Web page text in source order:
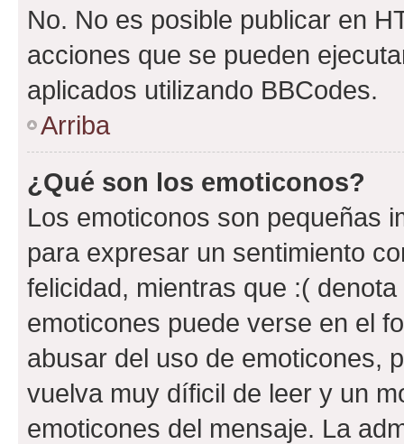
No. No es posible publicar en
acciones que se pueden
aplicados utilizando BBCodes.
Arriba
¿Qué son los emoticonos?
Los emoticonos son pequeñas
para expresar un sentimiento
felicidad, mientras que :(
emoticones puede verse en el
abusar del uso de emoticones,
vuelva muy díficil de leer y un
emoticones del mensaje. La